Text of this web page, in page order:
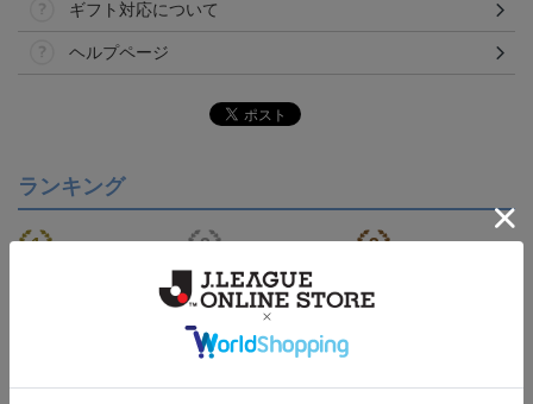
ギフト対応について
ヘルプページ
ランキング